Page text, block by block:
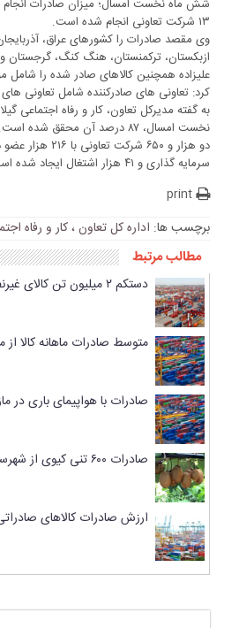
۱۳ شرکت تعاونی انجام شده است.
وی مقصد صادرات را کشورهای عراق،
ازبکستان، ترکمنستان، هنگ کنگ، گرجستان و
علیزاده همچنین کالاهای صادر شده را شامل
کرد: تعاونی های صادرکننده شامل تعاونی
نخست امسال، ۸۷ درصد آن محقق شده است.
سرمایه گذاری و ۴۱ هزار اشتغال ایجاد شده است.
print
برچسب ها: اداره کل تعاون ، کار و رفاه
مطالب مرتبط
دستکم ۲ میلیون تن کالای غیرنفتی در بنادر مازندران تخلیه و بارگیری شد
متوسط صادرات ماهانه کالا از مازندران ۲۱
صادرات با هواپیمای باری در
صادرات ۶۰۰ تنی کیوی از شهرستان عباس آباد
ارزش صادرات کالاهای صادراتی مازندران از ۱۳۰